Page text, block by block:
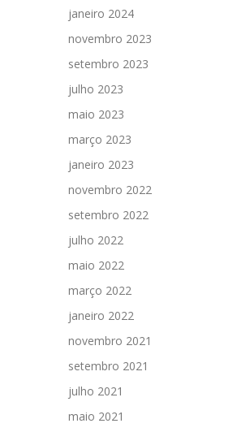
janeiro 2024
novembro 2023
setembro 2023
julho 2023
maio 2023
março 2023
janeiro 2023
novembro 2022
setembro 2022
julho 2022
maio 2022
março 2022
janeiro 2022
novembro 2021
setembro 2021
julho 2021
maio 2021